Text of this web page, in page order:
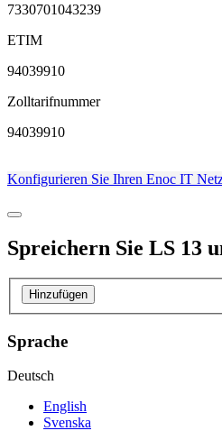
7330701043239
ETIM
94039910
Zolltarifnummer
94039910
Konfigurieren Sie Ihren Enoc IT
Spreichern Sie LS 13
Hinzufügen
Sprache
Deutsch
English
Svenska